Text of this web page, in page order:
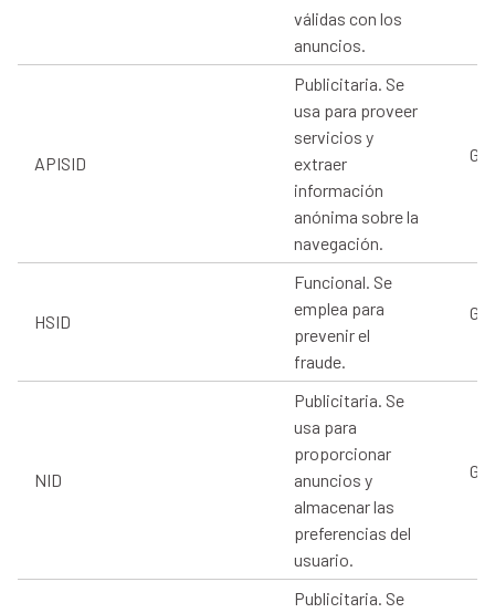
válidas con los
anuncios.
APISID
Publicitaria. Se
usa para proveer
servicios y
extraer
información
anónima sobre la
navegación.
HSID
Funcional. Se
emplea para
prevenir el
fraude.
NID
Publicitaria. Se
usa para
proporcionar
anuncios y
almacenar las
preferencias del
usuario.
Publicitaria. Se